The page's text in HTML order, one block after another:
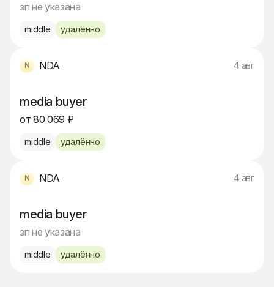
зп не указана
middle удалённо
NDA 4 авг
media buyer
от 80 069 ₽
middle удалённо
NDA 4 авг
media buyer
зп не указана
middle удалённо